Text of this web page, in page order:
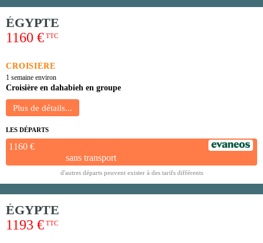
ÉGYPTE
1160 € TTC
CROISIÈRE
1 semaine environ
Croisière en dahabieh en groupe
LES DÉPARTS
1160 €
sans transport
d'autres départs peuvent exister à des tarifs différents
ÉGYPTE
1193 € TTC